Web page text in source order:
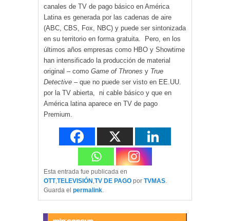
canales de TV de pago básico en América
Latina es generada por las cadenas de aire
(ABC, CBS, Fox, NBC) y puede ser sintonizada
en su territorio en forma gratuita. Pero, en los
últimos años empresas como HBO y Showtime
han intensificado la producción de material
original – como Game of Thrones y True
Detective – que no puede ser visto en EE.UU.
por la TV abierta, ni cable básico y que en
América latina aparece en TV de pago
Premium.
Esta entrada fue publicada en
OTT,TELEVISIÓN TV DE PAGO por TVMAS
Guarda el permalink